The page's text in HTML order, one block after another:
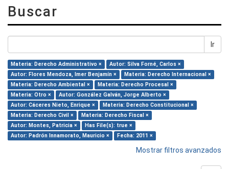
Buscar
Ir
Materia: Derecho Administrativo ×
Autor: Silva Forné, Carlos ×
Autor: Flores Mendoza, Imer Benjamín ×
Materia: Derecho Internacional ×
Materia: Derecho Ambiental ×
Materia: Derecho Procesal ×
Materia: Otro ×
Autor: González Galván, Jorge Alberto ×
Autor: Cáceres Nieto, Enrique ×
Materia: Derecho Constitucional ×
Materia: Derecho Civil ×
Materia: Derecho Fiscal ×
Autor: Montes, Patricia ×
Has File(s): true ×
Autor: Padrón Innamorato, Mauricio ×
Fecha: 2011 ×
Mostrar filtros avanzados